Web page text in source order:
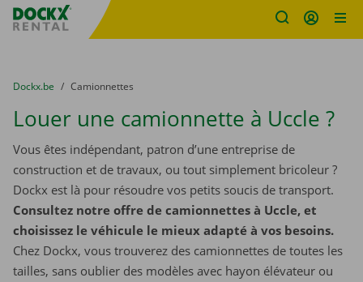
sitename
You are here:
du
Dockx.be to
Camionnettes
Louer une camionnette à Uccle ?
Vous êtes indépendant, patron d’une entreprise de
construction et de travaux, ou tout simplement bricoleur ?
Dockx est là pour résoudre vos petits soucis de transport.
Consultez notre offre de camionnettes à Uccle, et
choisissez le véhicule le mieux adapté à vos besoins.
Chez Dockx, vous trouverez des camionnettes de toutes les
tailles, sans oublier des modèles avec hayon élévateur ou